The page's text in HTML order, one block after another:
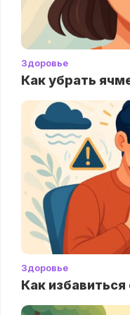
Здоровье
Как убрать
Здоровье
Как